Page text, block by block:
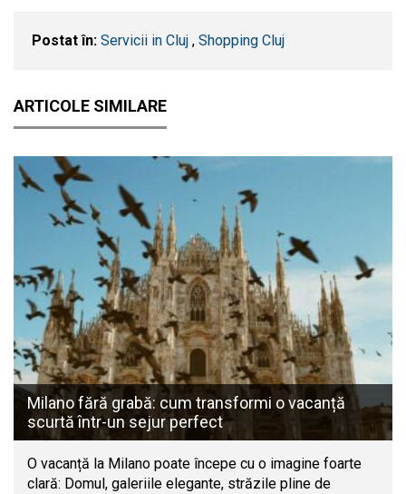
Postat în: Servicii in Cluj , Shopping Cluj
ARTICOLE SIMILARE
Milano fără grabă: cum transformi o vacanță
scurtă într-un sejur perfect
O vacanță la Milano poate începe cu o imagine foarte
clară: Domul, galeriile elegante, străzile pline de